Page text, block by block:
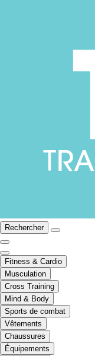
Rechercher
Fitness & Cardio
Musculation
Cross Training
Mind & Body
Sports de combat
Vêtements
Chaussures
Équipements